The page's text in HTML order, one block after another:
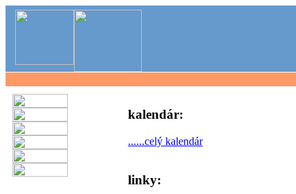
kalendár:
......celý kalendár
linky: